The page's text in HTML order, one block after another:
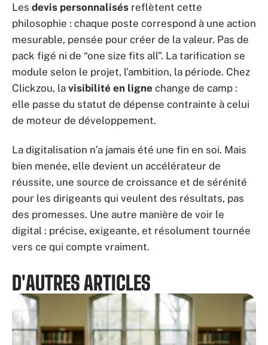
Les devis personnalisés reflètent cette
philosophie : chaque poste correspond à une action
mesurable, pensée pour créer de la valeur. Pas de
pack figé ni de “one size fits all”. La tarification se
module selon le projet, l’ambition, la période. Chez
Clickzou, la visibilité en ligne change de camp :
elle passe du statut de dépense contrainte à celui
de moteur de développement.
La digitalisation n’a jamais été une fin en soi. Mais
bien menée, elle devient un accélérateur de
réussite, une source de croissance et de sérénité
pour les dirigeants qui veulent des résultats, pas
des promesses. Une autre manière de voir le
digital : précise, exigeante, et résolument tournée
vers ce qui compte vraiment.
D'AUTRES ARTICLES